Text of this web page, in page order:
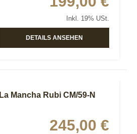
Inkl. 19% USt.
DETAILS ANSEHEN
La Mancha Rubi CM/59-N
245,00 €